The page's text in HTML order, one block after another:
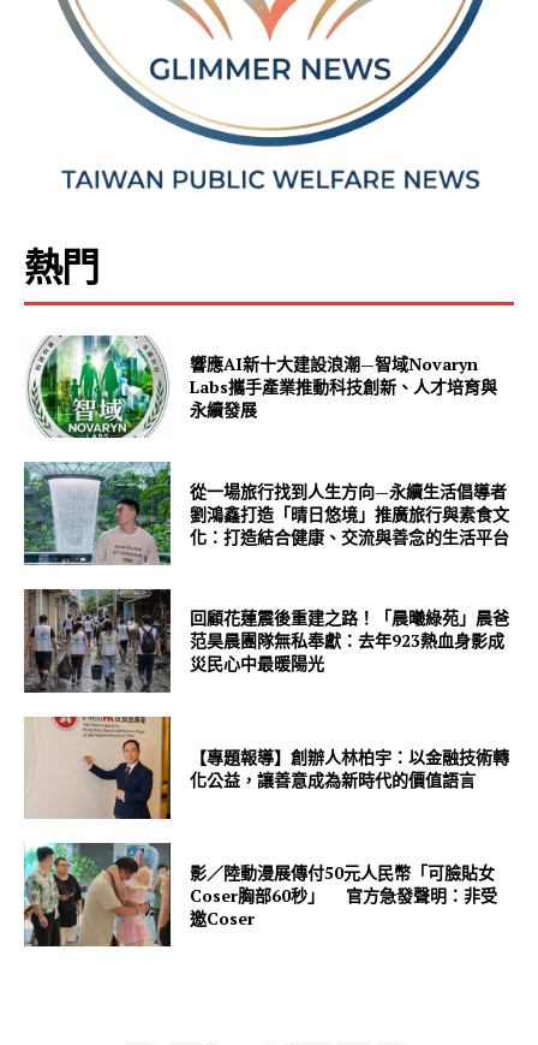
熱門
響應AI新十大建設浪潮—智域Novaryn
Labs攜手產業推動科技創新、人才培育與
永續發展
從一場旅行找到人生方向—永續生活倡導者
劉鴻鑫打造「晴日悠境」推廣旅行與素食文
化：打造結合健康、交流與善念的生活平台
回顧花蓮震後重建之路！「晨曦綠苑」晨爸
范昊晨團隊無私奉獻：去年923熱血身影成
災民心中最暖陽光
【專題報導】創辦人林柏宇：以金融技術轉
化公益，讓善意成為新時代的價值語言
影／陸動漫展傳付50元人民幣「可臉貼女
Coser胸部60秒」 官方急發聲明：非受
邀Coser